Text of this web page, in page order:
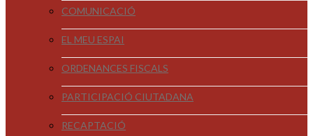
COMUNICACIÓ
EL MEU ESPAI
ORDENANCES FISCALS
PARTICIPACIÓ CIUTADANA
RECAPTACIÓ